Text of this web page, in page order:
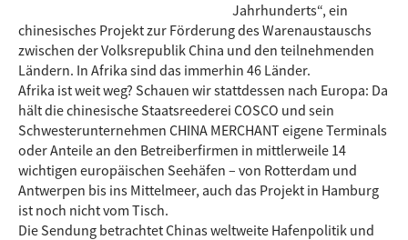
Jahrhunderts“, ein
chinesisches Projekt zur Förderung des Warenaustauschs
zwischen der Volksrepublik China und den teilnehmenden
Ländern. In Afrika sind das immerhin 46 Länder.
Afrika ist weit weg? Schauen wir stattdessen nach Europa: Da
hält die chinesische Staatsreederei COSCO und sein
Schwesterunternehmen CHINA MERCHANT eigene Terminals
oder Anteile an den Betreiberfirmen in mittlerweile 14
wichtigen europäischen Seehäfen – von Rotterdam und
Antwerpen bis ins Mittelmeer, auch das Projekt in Hamburg
ist noch nicht vom Tisch.
Die Sendung betrachtet Chinas weltweite Hafenpolitik und